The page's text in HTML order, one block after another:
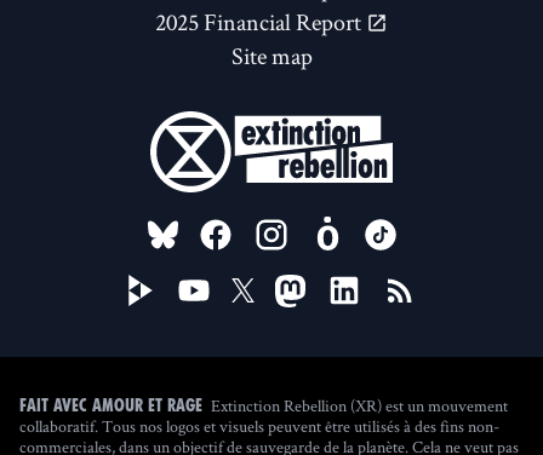
2025 Financial Report
Site map
FOLLOW US ON
Fait avec amour et rage Extinction Rebellion (XR) est un mouvement
collaboratif. Tous nos logos et visuels peuvent être utilisés à des fins non-
commerciales, dans un objectif de sauvegarde de la planète. Cela ne veut pas